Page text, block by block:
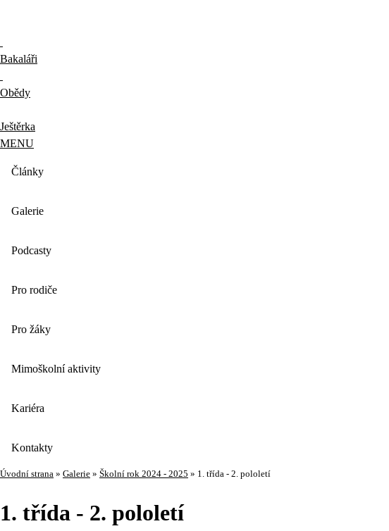
Bakaláři
Obědy
Ještěrka
MENU
Články
Galerie
Podcasty
Pro rodiče
Pro žáky
Mimoškolní aktivity
Kariéra
Kontakty
Úvodní strana » Galerie » Školní rok 2024 - 2025 » 1. třída - 2. pololetí
1. třída - 2. pololetí